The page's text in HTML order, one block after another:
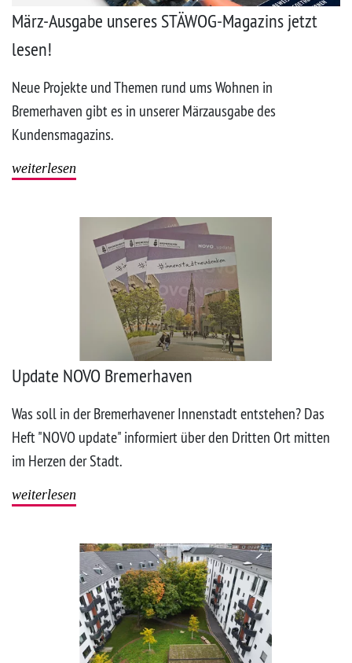
März-Ausgabe unseres STÄWOG-Magazins jetzt
lesen!
Neue Projekte und Themen rund ums Wohnen in
Bremerhaven gibt es in unserer Märzausgabe des
Kundensmagazins.
weiterlesen
Update NOVO Bremerhaven
Was soll in der Bremerhavener Innenstadt entstehen? Das
Heft "NOVO update" informiert über den Dritten Ort mitten
im Herzen der Stadt.
weiterlesen